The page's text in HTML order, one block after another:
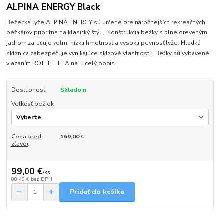
ALPINA ENERGY Black
Bežecké lyže ALPINA ENERGY sú určené pre náročnejších rekreačných
bežkárov prioritne na klasický štýl . Konštrukcia bežky s plne dreveným
jadrom zaručuje veľmi nízku hmotnosť a vysokú pevnosť lyže. Hladká
sklznica zabezpečuje vynikajúce sklzové vlastnosti . Bežky sú vybavené
viazaním ROTTEFELLA na ... celý popis
Dostupnosť
Skladom
Veľkosť bežiek
Cena pred
zľavou
169,00 €
99,00 €/ks
80,49 € bez DPH
Pridať do košíka